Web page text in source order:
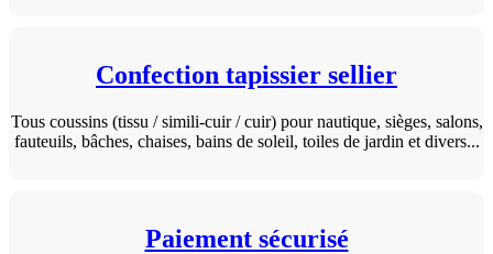
Confection tapissier sellier
Tous coussins (tissu / simili-cuir / cuir) pour nautique, sièges, salons,
fauteuils, bâches, chaises, bains de soleil, toiles de jardin et divers...
Paiement sécurisé